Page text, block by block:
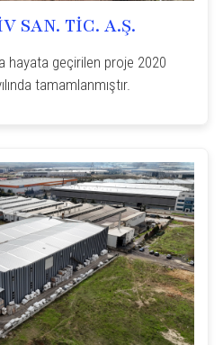
SAN. TİC. A.Ş.
hayata geçirilen proje 2020
tamamlanmıştır.